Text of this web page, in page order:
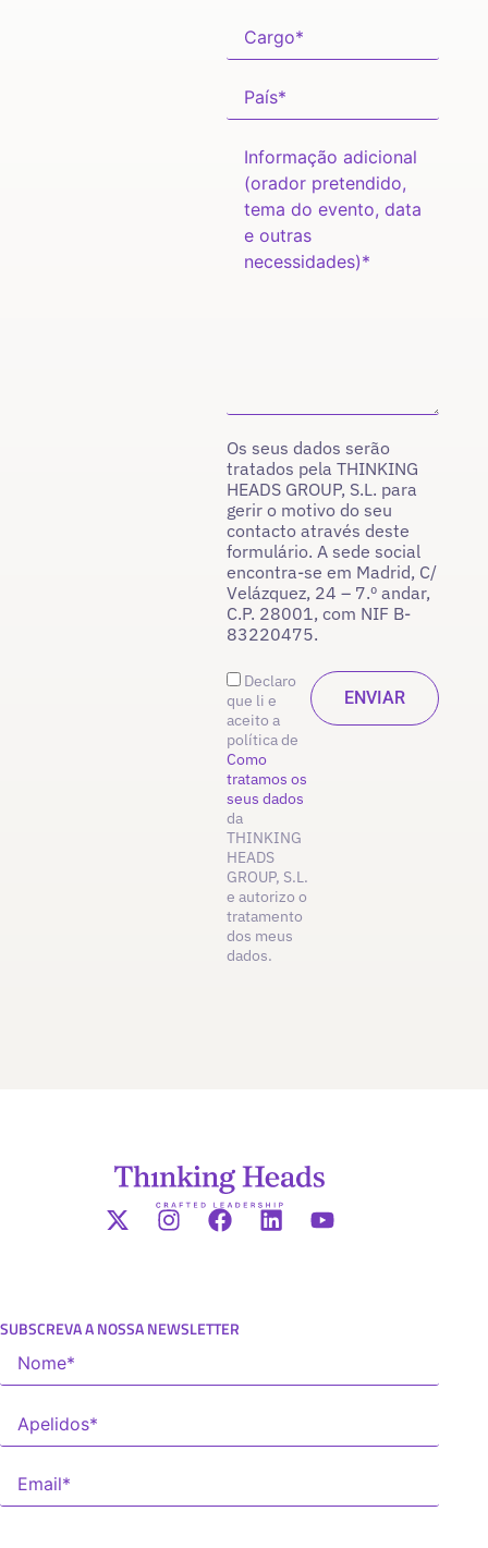
Os seus dados serão
tratados pela THINKING
HEADS GROUP, S.L. para
gerir o motivo do seu
contacto através deste
formulário. A sede social
encontra-se em Madrid, C/
Velázquez, 24 – 7.º andar,
C.P. 28001, com NIF B-
83220475.
Declaro
que li e
aceito a
política de
Como
tratamos os
seus dados
da
THINKING
HEADS
GROUP, S.L.
e autorizo o
tratamento
dos meus
dados.
SUBSCREVA A NOSSA NEWSLETTER